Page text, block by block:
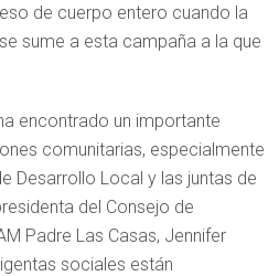
de cuerpo entero cuando la
sume a esta campaña a la que
encontrado un importante
comunitarias, especialmente
Desarrollo Local y las juntas de
del Consejo de
Padre Las Casas, Jennifer
sociales están